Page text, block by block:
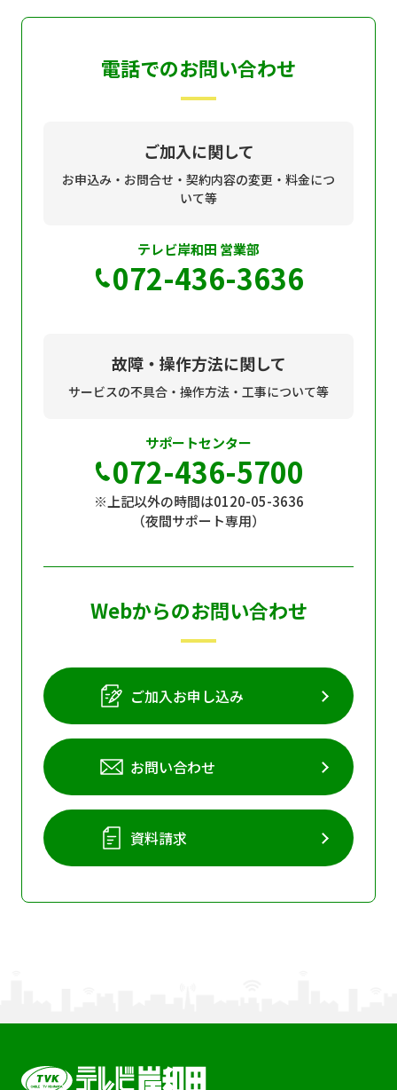
電話でのお問い合わせ
ご加入に関して
お申込み・お問合せ・契約内容の変更・料金につ
いて等
テレビ岸和田 営業部
072-436-3636
故障・操作方法に関して
サービスの不具合・操作方法・工事について等
サポートセンター
072-436-5700
※上記以外の時間は0120-05-3636
（夜間サポート専用）
Webからのお問い合わせ
ご加入お申し込み
お問い合わせ
資料請求